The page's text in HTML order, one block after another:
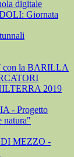
digitale
Giornata
con la BARILLA
2019
- Progetto
natura"
MEZZO -